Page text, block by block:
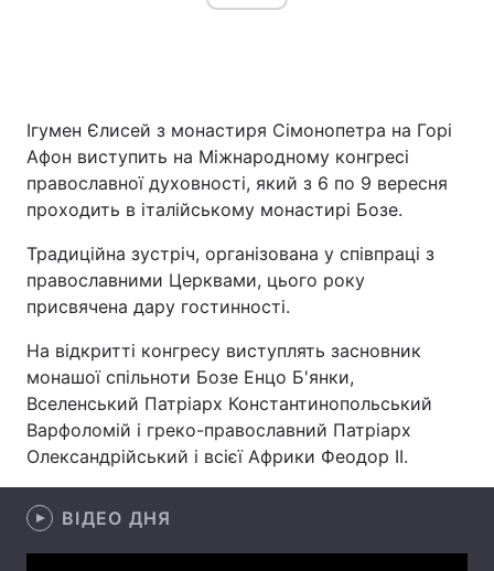
Україна Політика
Спорт Наука
Техно і зв'язок Лайт
Зброя Інциденти
Здоров'я
Ігумен Єлисей з монастиря Сімонопетра на Горі
Афон виступить на Міжнародному конгресі
православної духовності, який з 6 по 9 вересня
проходить в італійському монастирі Бозе.
Традиційна зустріч, організована у співпраці з
православними Церквами, цього року
присвячена дару гостинності.
На відкритті конгресу виступлять засновник
монашої спільноти Бозе Енцо Б'янки,
Вселенський Патріарх Константинопольський
Варфоломій і греко-православний Патріарх
Олександрійський і всієї Африки Феодор II.
ВІДЕО ДНЯ